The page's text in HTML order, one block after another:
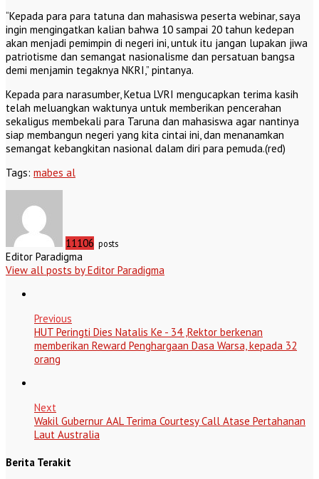
“Kepada para para tatuna dan mahasiswa peserta webinar, saya
ingin mengingatkan kalian bahwa 10 sampai 20 tahun kedepan
akan menjadi pemimpin di negeri ini, untuk itu jangan lupakan jiwa
patriotisme dan semangat nasionalisme dan persatuan bangsa
demi menjamin tegaknya NKRI,” pintanya.
Kepada para narasumber, Ketua LVRI mengucapkan terima kasih
telah meluangkan waktunya untuk memberikan pencerahan
sekaligus membekali para Taruna dan mahasiswa agar nantinya
siap membangun negeri yang kita cintai ini, dan menanamkan
semangat kebangkitan nasional dalam diri para pemuda.(red)
Tags: mabes al
11106 posts
Editor Paradigma
View all posts by Editor Paradigma
Previous
HUT Peringti Dies Natalis Ke - 34 ,Rektor berkenan
memberikan Reward Penghargaan Dasa Warsa, kepada 32
orang
Next
Wakil Gubernur AAL Terima Courtesy Call Atase Pertahanan
Laut Australia
Berita Terakit